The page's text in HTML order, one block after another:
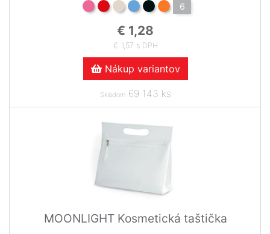
6
€ 1,28
€ 1,57 s DPH
Nákup variantov
Skladom69 143 ks
MOONLIGHT Kosmetická taštička